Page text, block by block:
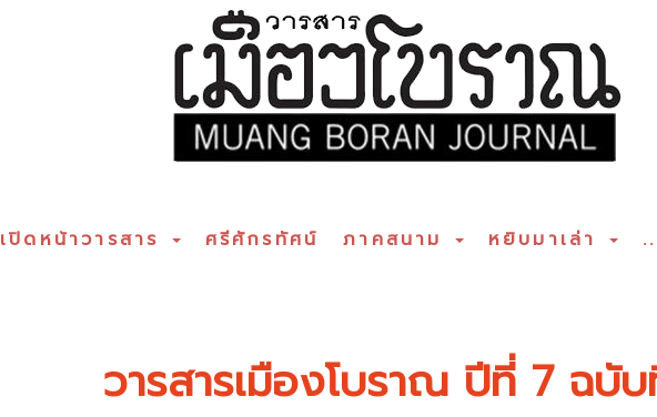
เปิดหน้าวารสาร ศรีศักรทัศน์ ภาคสนาม หยิบมาเล่า
วารสารเมืองโบราณ ปีที่ 7 ฉบั